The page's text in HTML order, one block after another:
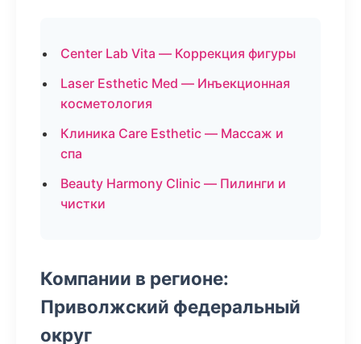
Center Lab Vita — Коррекция фигуры
Laser Esthetic Med — Инъекционная
косметология
Клиника Care Esthetic — Массаж и
спа
Beauty Harmony Clinic — Пилинги и
чистки
Компании в регионе:
Приволжский федеральный
округ